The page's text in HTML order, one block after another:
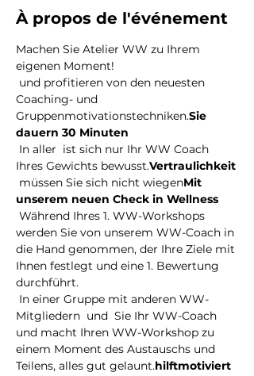
À propos de l'événement
Machen Sie Atelier WW zu Ihrem
eigenen Moment!
Coaching- und
Gruppenmotivationstechniken.Sie
dauern 30 Minuten
In aller ist sich nur Ihr WW Coach
Ihres Gewichts bewusst.Vertraulichkeit
müssen Sie sich nicht wiegenMit
unserem neuen Check in Wellness
werden Sie von unserem WW-Coach in
die Hand genommen, der Ihre Ziele mit
Ihnen festlegt und eine 1. Bewertung
durchführt.
Mitgliedern und Sie Ihr WW-Coach
und macht Ihren WW-Workshop zu
einem Moment des Austauschs und
Teilens, alles gut gelaunt.hilftmotiviert